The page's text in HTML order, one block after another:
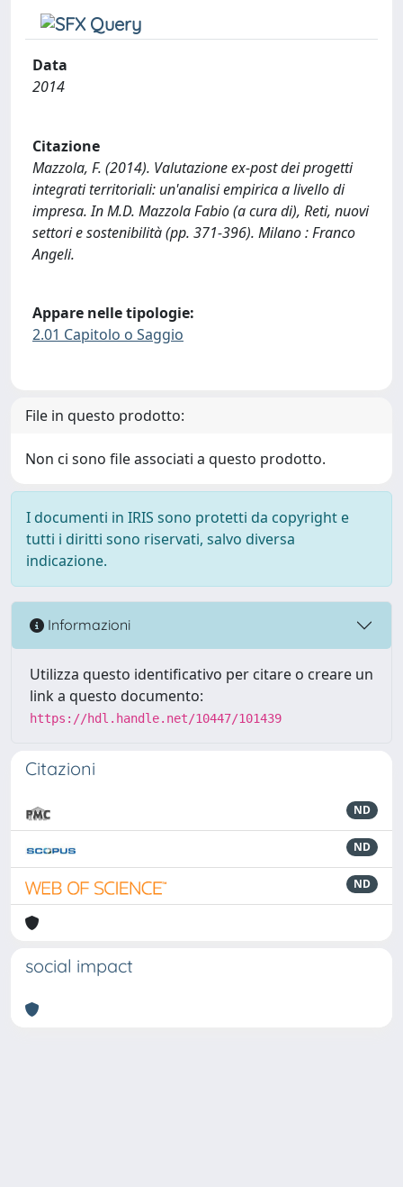
Data
2014
Citazione
Mazzola, F. (2014). Valutazione ex-post dei progetti
integrati territoriali: un'analisi empirica a livello di
impresa. In M.D. Mazzola Fabio (a cura di), Reti, nuovi
settori e sostenibilità (pp. 371-396). Milano : Franco
Angeli.
Appare nelle tipologie:
2.01 Capitolo o Saggio
File in questo prodotto:
Non ci sono file associati a questo prodotto.
I documenti in IRIS sono protetti da copyright e
tutti i diritti sono riservati, salvo diversa
indicazione.
Informazioni
Utilizza questo identificativo per citare o creare un
link a questo documento:
https://hdl.handle.net/10447/101439
Citazioni
ND
ND
ND
social impact